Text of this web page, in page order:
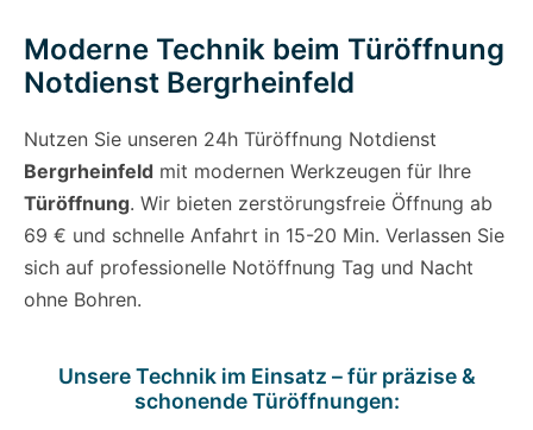
Moderne Technik beim Türöffnung
Notdienst Bergrheinfeld
Nutzen Sie unseren 24h Türöffnung Notdienst
Bergrheinfeld mit modernen Werkzeugen für Ihre
Türöffnung. Wir bieten zerstörungsfreie Öffnung ab
69 € und schnelle Anfahrt in 15-20 Min. Verlassen Sie
sich auf professionelle Notöffnung Tag und Nacht
ohne Bohren.
Unsere Technik im Einsatz – für präzise &
schonende Türöffnungen: